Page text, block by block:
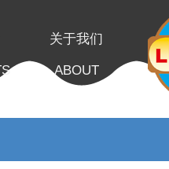
关于我们
ABOUT